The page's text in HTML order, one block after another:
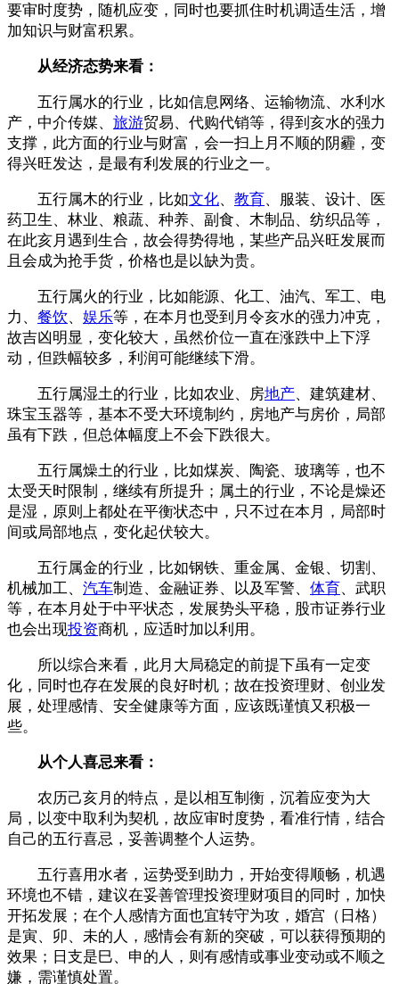
要审时度势，随机应变，同时也要抓住时机调适生活，增
加知识与财富积累。
从经济态势来看：
五行属水的行业，比如信息网络、运输物流、水利水
产，中介传媒、 旅游贸易、代购代销等，得到亥水的强力
支撑，此方面的行业与财富，会一扫上月不顺的阴霾，变
得兴旺发达，是最有利发展的行业之一。
五行属木的行业，比如文化、 教育、服装、设计、医
药卫生、林业、粮蔬、种养、副食、木制品、纺织品等，
在此亥月遇到生合，故会得势得地，某些产品兴旺发展而
且会成为抢手货，价格也是以缺为贵。
五行属火的行业，比如能源、化工、油汽、军工、电
力、 餐饮、 娱乐等，在本月也受到月令亥水的强力冲克，
故吉凶明显，变化较大，虽然价位一直在涨跌中上下浮
动，但跌幅较多，利润可能继续下滑。
五行属湿土的行业，比如农业、房地产、建筑建材、
珠宝玉器等，基本不受大环境制约，房地产与房价，局部
虽有下跌，但总体幅度上不会下跌很大。
五行属燥土的行业，比如煤炭、陶瓷、玻璃等，也不
太受天时限制，继续有所提升；属土的行业，不论是燥还
是湿，原则上都处在平衡状态中，只不过在本月，局部时
间或局部地点，变化起伏较大。
五行属金的行业，比如钢铁、重金属、金银、切割、
机械加工、 汽车制造、金融证券、以及军警、 体育、武职
等，在本月处于中平状态，发展势头平稳，股市证券行业
也会出现投资商机，应适时加以利用。
所以综合来看，此月大局稳定的前提下虽有一定变
化，同时也存在发展的良好时机；故在投资理财、创业发
展，处理感情、安全健康等方面，应该既谨慎又积极一
些。
从个人喜忌来看：
农历己亥月的特点，是以相互制衡，沉着应变为大
局，以变中取利为契机，故应审时度势，看准行情，结合
自己的五行喜忌，妥善调整个人运势。
五行喜用水者，运势受到助力，开始变得顺畅，机遇
环境也不错，建议在妥善管理投资理财项目的同时，加快
开拓发展；在个人感情方面也宜转守为攻，婚宫（日格）
是寅、卯、未的人，感情会有新的突破，可以获得预期的
效果；日支是巳、申的人，则有感情或事业变动或不顺之
嫌，需谨慎处置。